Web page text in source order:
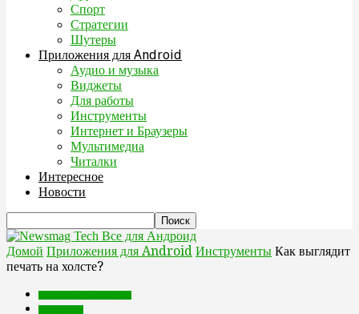
Спорт
Стратегии
Шутеры
Приложения для Android
Аудио и музыка
Виджеты
Для работы
Инструменты
Интернет и Браузеры
Мультимедиа
Читалки
Интересное
Новости
Все для Андроид
Домой Приложения для Android Инструменты Как выглядит
печать на холсте?